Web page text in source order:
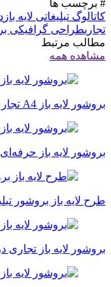
# برچسب ها
کاتالوگ تبلیغاتی لایه باز
تجاریطراحی گرافیکی
مطالب مرتبط
مشاهده همه
بروشور لایه باز A4 تجاری جذاب
بروشور لایه باز
طرح لایه باز بروشور
بروشور لایه باز